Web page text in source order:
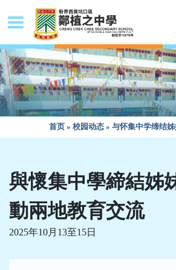
首页 » 校园动态 » 与怀集中学缔结
與懷集中學締結姊
動兩地教育交流
2025年10月13至15日